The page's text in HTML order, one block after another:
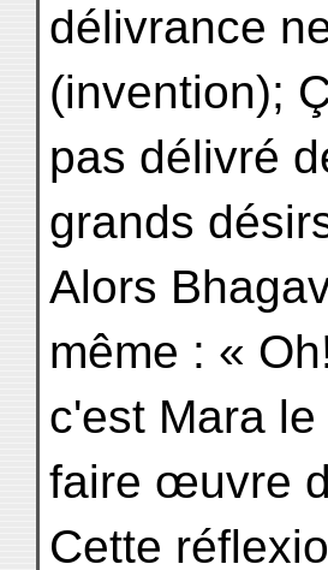
délivrance
(invention);
pas délivré
grands
Alors
même : «
c'est Mara
faire œuvre
Cette